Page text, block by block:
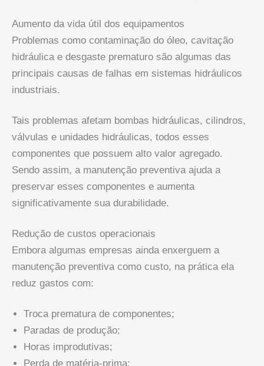
Aumento da vida útil dos equipamentos
Problemas como contaminação do óleo, cavitação
hidráulica e desgaste prematuro são algumas das
principais causas de falhas em sistemas hidráulicos
industriais.
Tais problemas afetam bombas hidráulicas, cilindros,
válvulas e unidades hidráulicas, todos esses
componentes que possuem alto valor agregado.
Sendo assim, a manutenção preventiva ajuda a
preservar esses componentes e aumenta
significativamente sua durabilidade.
Redução de custos operacionais
Embora algumas empresas ainda enxerguem a
manutenção preventiva como custo, na prática ela
reduz gastos com:
Troca prematura de componentes;
Paradas de produção;
Horas improdutivas;
Perda de matéria-prima;